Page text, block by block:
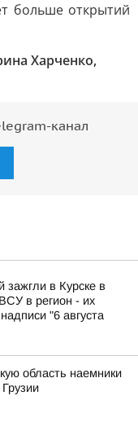
больше открытий
Харченко,
канал
зажгли в Курске в
в регион - их
"6 августа
область наемники